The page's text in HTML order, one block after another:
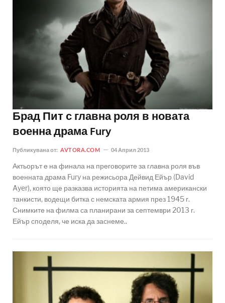
Брад Пит с главна роля в новата
военна драма Fury
Публикувана от: AVTORA.COM 04 Април 2013
Актьорът е на финала на преговорите за главна роля във
военната драма Fury на режисьора Дейвид Ейър (David
Ayer), която ще разказва историята на петима американски
танкисти, водещи битка с немската армия през 1945 г.
Снимките на филма са планирани за септември 2013 г.
Ейър споделя, че иска да заснеме..